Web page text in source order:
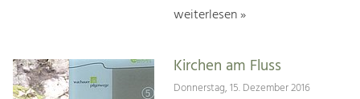
weiterlesen »
Kirchen am Fluss
Donnerstag, 15. Dezember 2016